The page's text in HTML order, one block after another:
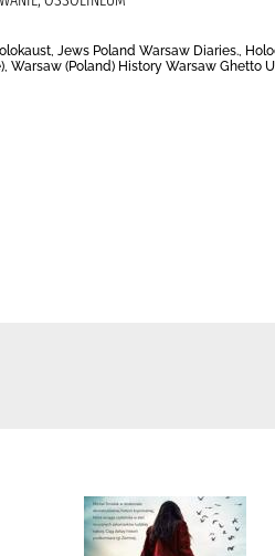
Jews Poland Warsaw Diaries.,
(Poland) History Warsaw Ghetto